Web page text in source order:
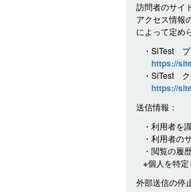
訪問者のサイ
アクセス情報
によって定め
・SiTest
https://
・SiTest
https://
送信情報：
・利用者を
・利用者の
・閲覧の履
※個人を特
外部送信の停